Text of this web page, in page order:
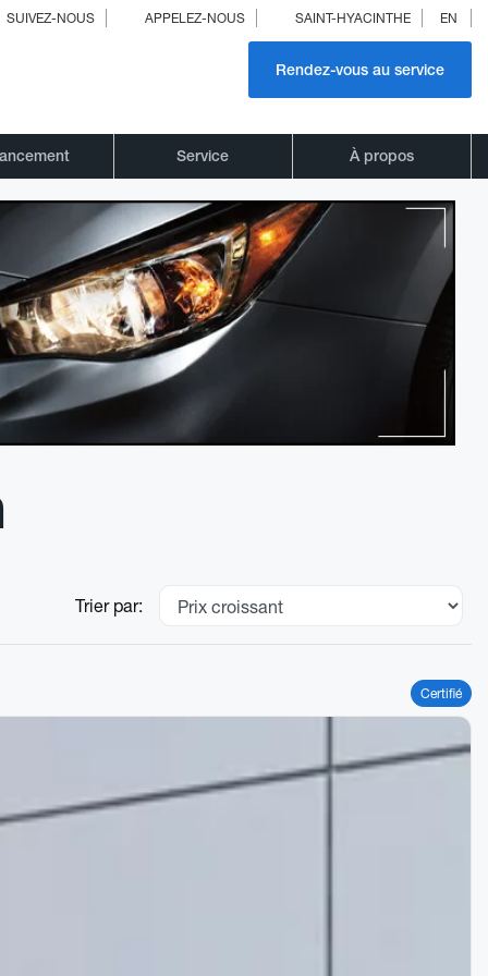
SUIVEZ-NOUS APPELEZ-NOUS SAINT-HYACINTHE EN
Rendez-vous au service
Service À propos
Trier par:
Certifié